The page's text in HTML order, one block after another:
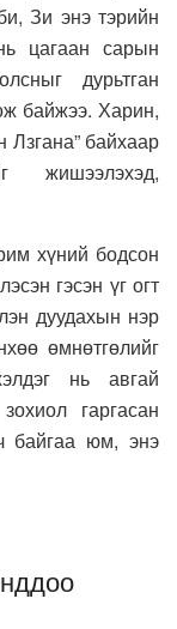
Зи энэ тэрийн
цагаан сарын
дурьтган
байжээ. Харин,
Лзгана” байхаар
жишээлэхэд,
хүний бодсон
гэсэн үг огт
дуудахын нэр
өмнөтгөлийг
нь авгай
гаргасан
байгаа юм, энэ